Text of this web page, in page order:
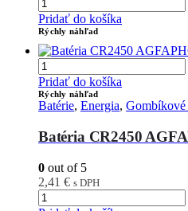
Pridať do košíka
Rýchly náhľad
Pridať do košíka
Rýchly náhľad
Batérie, Energia, Gombíkové
Batéria CR2450
0 out of 5
2,41 € s DPH